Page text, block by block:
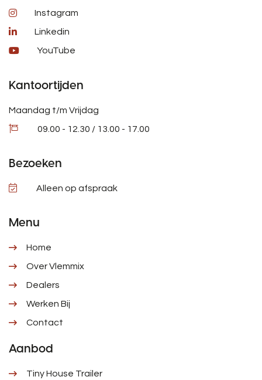
Instagram
Linkedin
YouTube
Kantoortijden
Maandag t/m Vrijdag
09.00 - 12.30 / 13.00 - 17.00
Bezoeken
Alleen op afspraak
Menu
Home
Over Vlemmix
Dealers
Werken Bij
Contact
Aanbod
Tiny House Trailer